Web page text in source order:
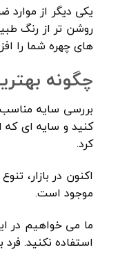
یکی دیگر از موارد
روشن تر از رنگ
های چهره شما را
چگونه
کنید و سایه ای
کرد.
اکنون در بازار،
موجود است.
ما می خواهیم در
استفاده نکنید.